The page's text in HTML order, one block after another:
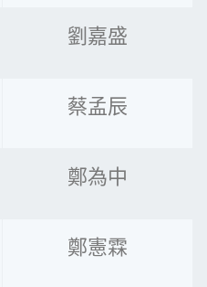
劉嘉盛
蔡孟辰
鄭為中
鄭憲霖